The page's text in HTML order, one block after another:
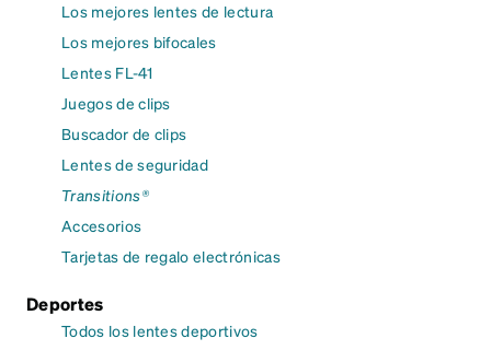
Los mejores lentes de lectura
Los mejores bifocales
Lentes FL-41
Juegos de clips
Buscador de clips
Lentes de seguridad
Transitions®
Accesorios
Tarjetas de regalo electrónicas
Deportes
Todos los lentes deportivos